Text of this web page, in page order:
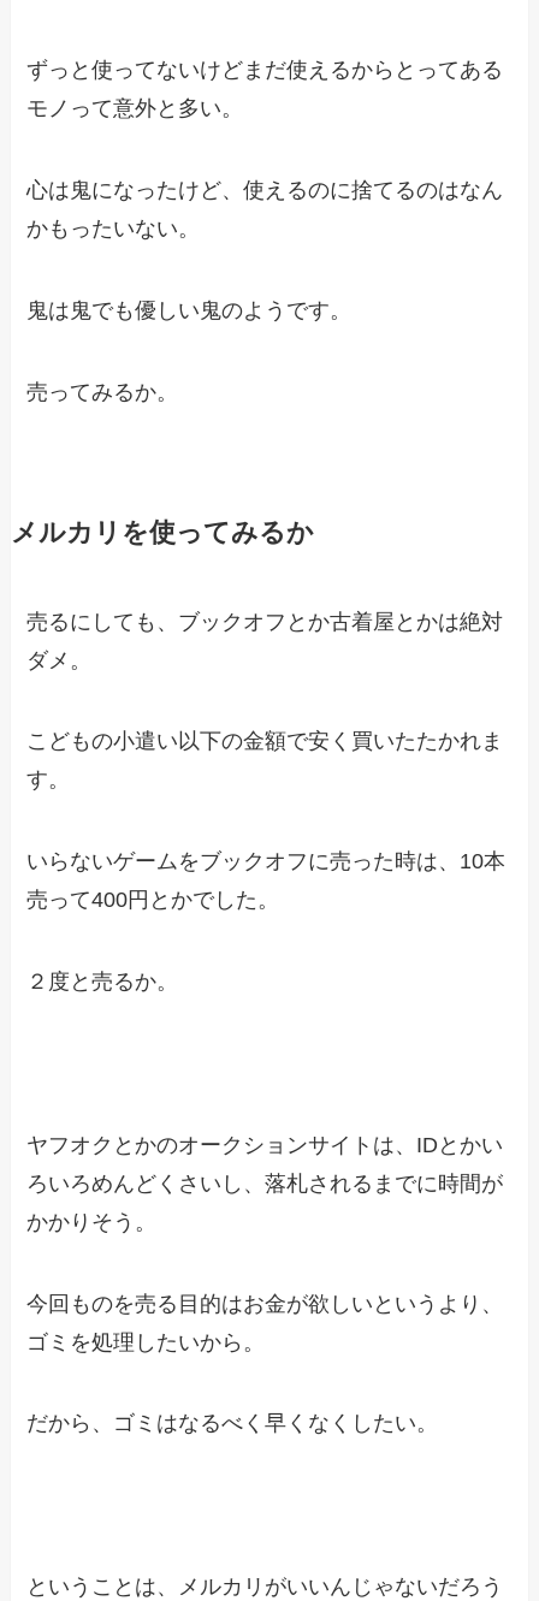
ずっと使ってないけどまだ使えるからとってある
モノって意外と多い。
心は鬼になったけど、使えるのに捨てるのはなん
かもったいない。
鬼は鬼でも優しい鬼のようです。
売ってみるか。
メルカリを使ってみるか
売るにしても、ブックオフとか古着屋とかは絶対
ダメ。
こどもの小遣い以下の金額で安く買いたたかれま
す。
いらないゲームをブックオフに売った時は、10本
売って400円とかでした。
２度と売るか。
ヤフオクとかのオークションサイトは、IDとかい
ろいろめんどくさいし、落札されるまでに時間が
かかりそう。
今回ものを売る目的はお金が欲しいというより、
ゴミを処理したいから。
だから、ゴミはなるべく早くなくしたい。
ということは、メルカリがいいんじゃないだろう